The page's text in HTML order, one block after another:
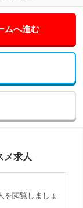
ムへ進む
メ求人
を閲覧しましょ